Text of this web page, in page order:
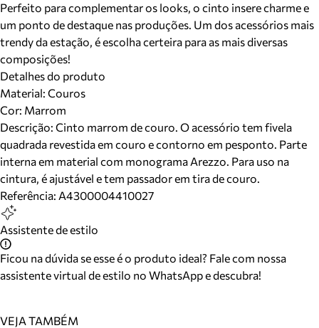
Perfeito para complementar os looks, o cinto insere charme e
um ponto de destaque nas produções. Um dos acessórios mais
trendy da estação, é escolha certeira para as mais diversas
composições!
Detalhes do produto
Material: Couros
Cor: Marrom
Descrição: Cinto marrom de couro. O acessório tem fivela
quadrada revestida em couro e contorno em pesponto. Parte
interna em material com monograma Arezzo. Para uso na
cintura, é ajustável e tem passador em tira de couro.
Referência: A4300004410027
Assistente de estilo
Ficou na dúvida se esse é o produto ideal? Fale com nossa
assistente virtual de estilo no WhatsApp e descubra!
VEJA TAMBÉM